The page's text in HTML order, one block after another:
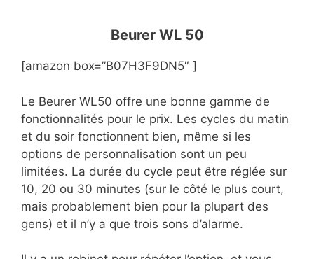
Beurer WL 50
[amazon box=”B07H3F9DN5″ ]
Le Beurer WL50 offre une bonne gamme de
fonctionnalités pour le prix. Les cycles du matin
et du soir fonctionnent bien, même si les
options de personnalisation sont un peu
limitées. La durée du cycle peut être réglée sur
10, 20 ou 30 minutes (sur le côté le plus court,
mais probablement bien pour la plupart des
gens) et il n’y a que trois sons d’alarme.